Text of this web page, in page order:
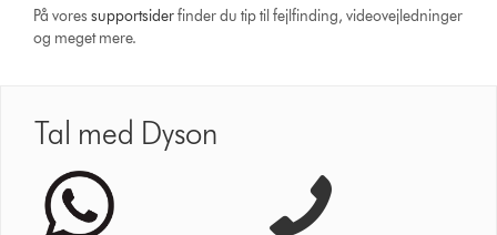
På voressupport­siderfinder du tip til fejlfinding, video­vejledninger
og meget mere.
Tal med Dyson